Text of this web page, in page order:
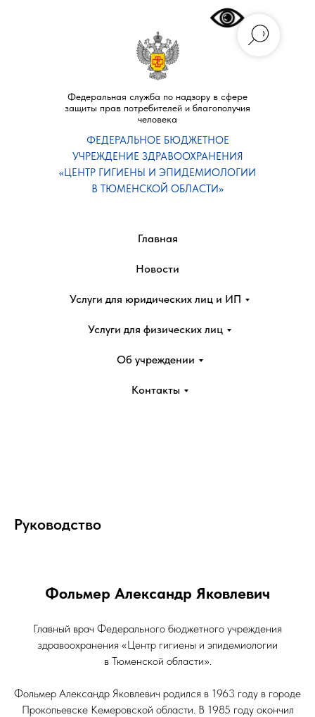
Федеральная служба по надзору в сфере
защиты прав потребителей и благополучия
человека
ФЕДЕРАЛЬНОЕ БЮДЖЕТНОЕ
УЧРЕЖДЕНИЕ ЗДРАВООХРАНЕНИЯ
«ЦЕНТР ГИГИЕНЫ И ЭПИДЕМИОЛОГИИ
В ТЮМЕНСКОЙ ОБЛАСТИ»
Главная
Новости
Услуги для юридических лиц и ИП
Услуги для физических лиц
Об учреждении
Контакты
Руководство
Фольмер Александр Яковлевич
Главный врач Федерального бюджетного учреждения
здравоохранения «Центр гигиены и эпидемиологии
в Тюменской области».
Фольмер Александр Яковлевич родился в 1963 году в городе
Прокопьевске Кемеровской области. В 1985 году окончил